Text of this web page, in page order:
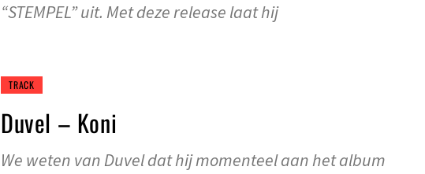
“STEMPEL” uit. Met deze release laat hij
TRACK
Duvel – Koni
We weten van Duvel dat hij momenteel aan het album